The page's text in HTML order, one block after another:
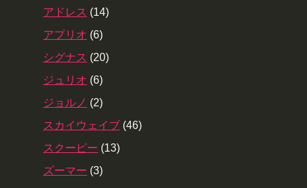
アドレス (14)
アプリオ (6)
シグナス (20)
ジュリオ (6)
ジョルノ (2)
スカイウェイブ (46)
スクーピー (13)
ズーマー (3)